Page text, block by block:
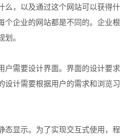
么，以及通过这个网站可以获得什
个企业的网站都是不同的。企业根
。
户需要设计界面。界面的设计要求
设计需要根据用户的需求和浏览习
态显示。为了实现交互式使用，程